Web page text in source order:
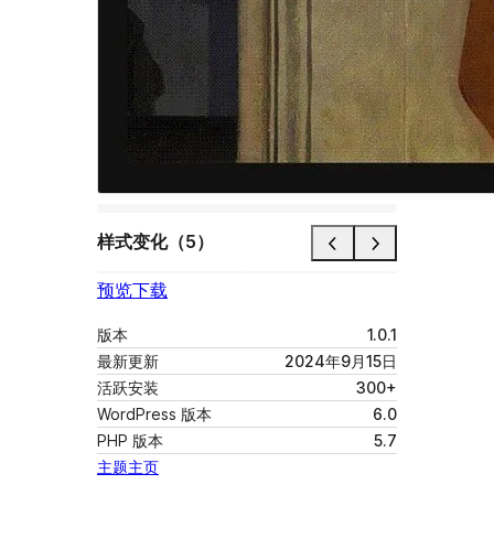
样式变化（5）
预览下载
版本
1.0.1
最新更新
2024年9月15日
活跃安装
300+
WordPress 版本
6.0
PHP 版本
5.7
主题主页